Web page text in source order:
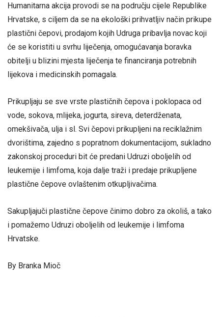
Humanitarna akcija provodi se na području cijele Republike
Hrvatske, s ciljem da se na ekološki prihvatljiv način prikupe
plastični čepovi, prodajom kojih Udruga pribavlja novac koji
će se koristiti u svrhu liječenja, omogućavanja boravka
obitelji u blizini mjesta liječenja te financiranja potrebnih
lijekova i medicinskih pomagala.
Prikupljaju se sve vrste plastičnih čepova i poklopaca od
vode, sokova, mlijeka, jogurta, sireva, deterdženata,
omekšivača, ulja i sl. Svi čepovi prikupljeni na reciklažnim
dvorištima, zajedno s popratnom dokumentacijom, sukladno
zakonskoj proceduri bit će predani Udruzi oboljelih od
leukemije i limfoma, koja dalje traži i predaje prikupljene
plastične čepove ovlaštenim otkupljivačima.
Sakupljajuči plastične čepove činimo dobro za okoliš, a tako
i pomažemo Udruzi oboljelih od leukemije i limfoma
Hrvatske.
By Branka Mioč